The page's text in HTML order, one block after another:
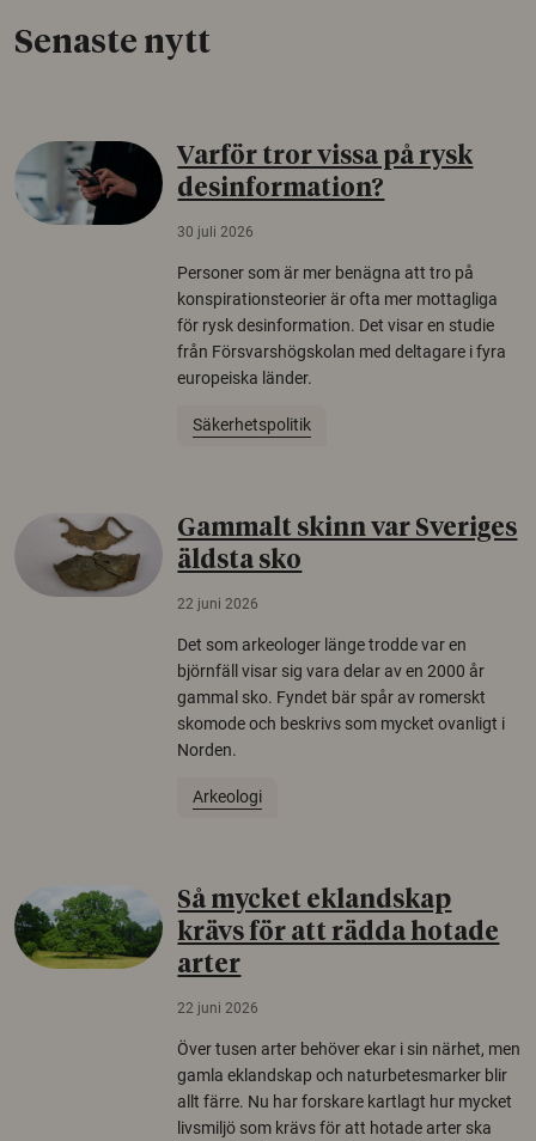
Senaste nytt
Varför tror vissa på rysk
desinformation?
30 juli 2026
Personer som är mer benägna att tro på
konspirationsteorier är ofta mer mottagliga
för rysk desinformation. Det visar en studie
från Försvarshögskolan med deltagare i fyra
europeiska länder.
Säkerhetspolitik
Gammalt skinn var Sveriges
äldsta sko
22 juni 2026
Det som arkeologer länge trodde var en
björnfäll visar sig vara delar av en 2000 år
gammal sko. Fyndet bär spår av romerskt
skomode och beskrivs som mycket ovanligt i
Norden.
Arkeologi
Så mycket eklandskap
krävs för att rädda hotade
arter
22 juni 2026
Över tusen arter behöver ekar i sin närhet, men
gamla eklandskap och naturbetesmarker blir
allt färre. Nu har forskare kartlagt hur mycket
livsmiljö som krävs för att hotade arter ska